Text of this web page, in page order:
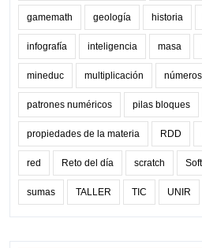
gamemath geología historia
infografía inteligencia masa
mineduc multiplicación
patrones numéricos pilas bloques
propiedades de la materia RDD
red Reto del día scratch
sumas TALLER TIC UNIR